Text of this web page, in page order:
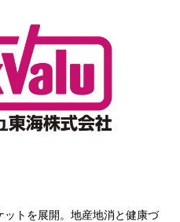
トを展開。地産地消と健康づ